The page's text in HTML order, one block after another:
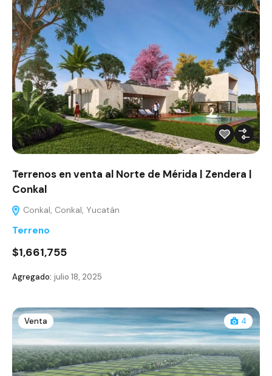
Terrenos en venta al Norte de Mérida | Zendera |
Conkal
Conkal, Conkal, Yucatán
Terreno
$1,661,755
Agregado: julio 18, 2025
Venta 4